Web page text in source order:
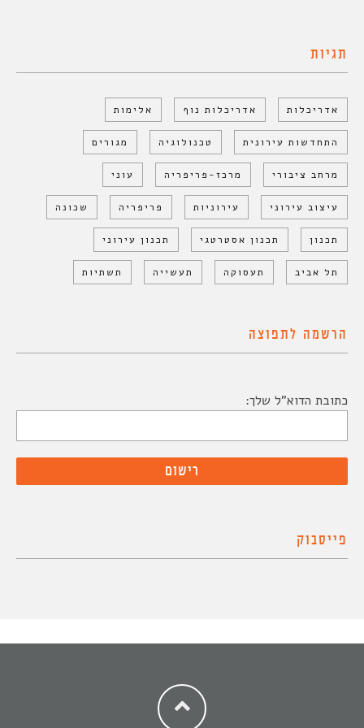
תגיות
אדריכלות אדריכלות נוף אלימות
התחדשות עירונית טכנולוגיה מגורים
מרחב ציבורי מרכז-פריפריה עוני
עיצוב עירוני עירוניות פריפריה שכונה
תכנון תכנון אסטרטגי תכנון עירוני
תל אביב תעסוקה תעשייה תשתיות
הרשמה לתפוצה
כתובת הדוא"ל שלך:
פייסבוק